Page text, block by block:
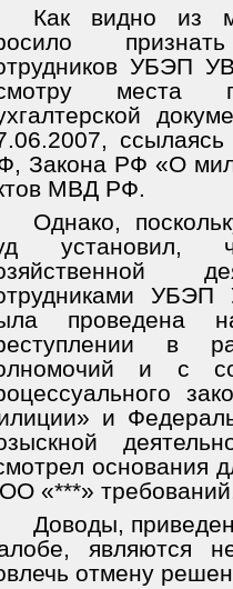
Как видно из
УБЭП
места
Закона РФ «О
МВД РФ.
Однако,
установил,
УБЭП
проведена
в
и с
и
основания
«***»
Доводы,
являются
отмену